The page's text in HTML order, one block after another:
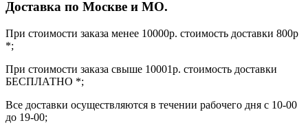
Доставка по Москве и МО.
При стоимости заказа менее 10000р. стоимость доставки 800р
*;
При стоимости заказа свыше 10001р. стоимость доставки
БЕСПЛАТНО *;
Все доставки осуществляются в течении рабочего дня с 10-00
до 19-00;